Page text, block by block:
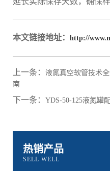
本文链接地址： http://
上一条： 液氮真空软管技术
南
下一条： YDS-50-125液氮罐
热销产品
SELL WELL